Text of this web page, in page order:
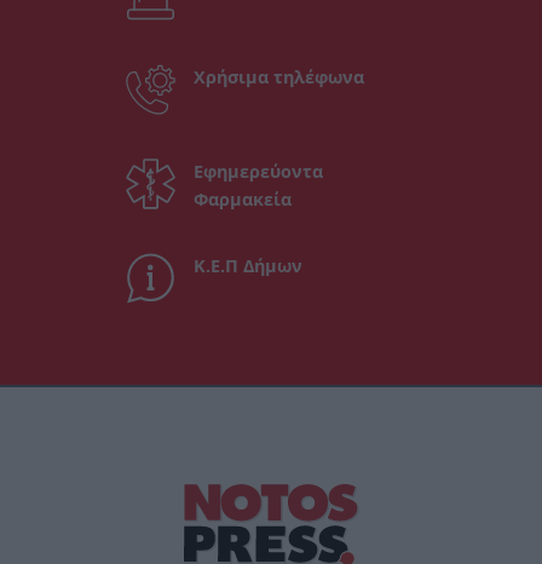
Χρήσιμα τηλέφωνα
Εφημερεύοντα
Φαρμακεία
Κ.Ε.Π Δήμων